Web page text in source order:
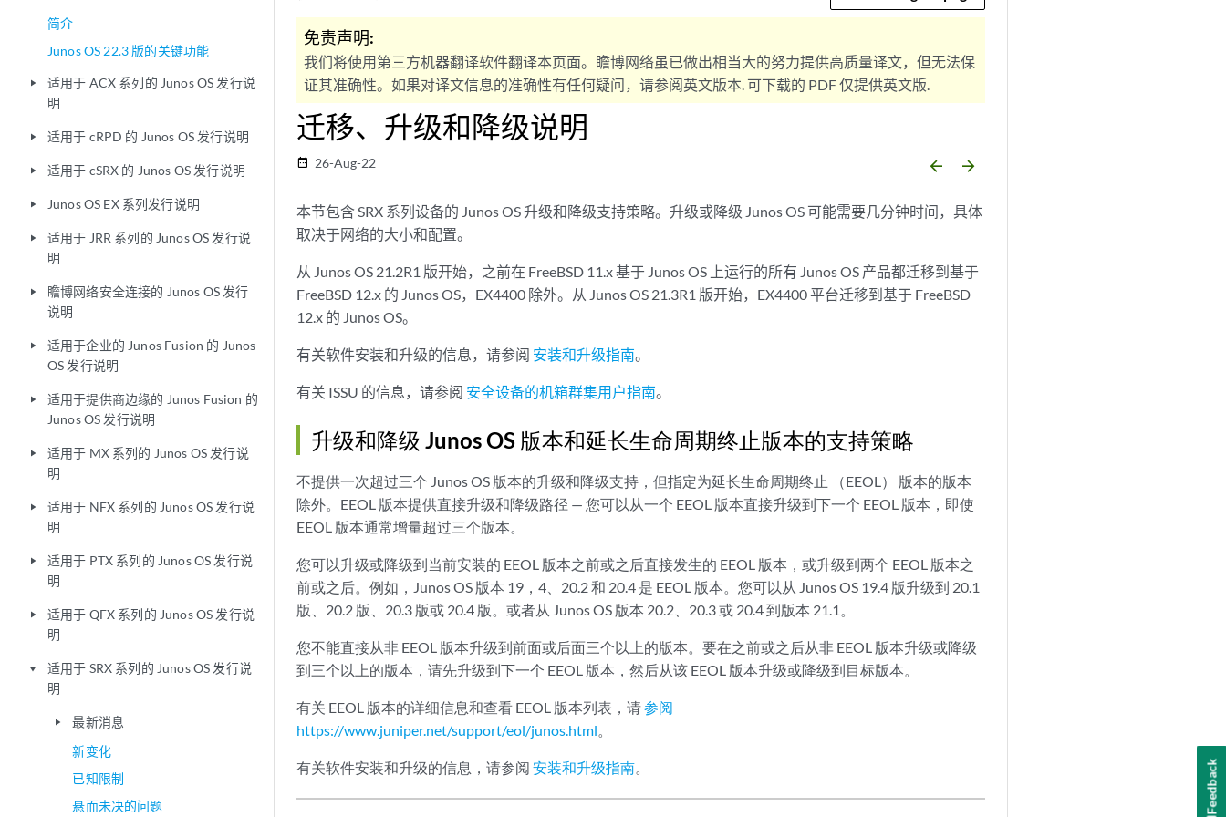
简介
Junos OS 22.3 版的关键功能
play_arrow
适用于 ACX 系列的 Junos OS 发行说
明
play_arrow 适用于 cRPD 的 Junos OS 发行说明
play_arrow 适用于 cSRX 的 Junos OS 发行说明
play_arrow Junos OS EX 系列发行说明
play_arrow
适用于 JRR 系列的 Junos OS 发行说
明
play_arrow
瞻博网络安全连接的 Junos OS 发行
说明
play_arrow
适用于企业的 Junos Fusion 的 Junos
OS 发行说明
play_arrow
适用于提供商边缘的 Junos Fusion 的
Junos OS 发行说明
play_arrow
适用于 MX 系列的 Junos OS 发行说
明
play_arrow
适用于 NFX 系列的 Junos OS 发行说
明
play_arrow
适用于 PTX 系列的 Junos OS 发行说
明
play_arrow
适用于 QFX 系列的 Junos OS 发行说
明
play_arrow
适用于 SRX 系列的 Junos OS 发行说
明
play_arrow
最新消息
新变化
已知限制
悬而未决的问题
免责声明:
我们将使用第三方机器翻译软件翻译本页面。瞻博网络虽已做出相当大的努力提供高质量译文，但无法保
证其准确性。如果对译文信息的准确性有任何疑问，请参阅英文版本. 可下载的 PDF 仅提供英文版.
迁移、升级和降级说明
date_range 26-Aug-22 arrow_backward arrow_forward
本节包含 SRX 系列设备的 Junos OS 升级和降级支持策略。升级或降级 Junos OS 可能需要几分钟时间，具体
取决于网络的大小和配置。
从 Junos OS 21.2R1 版开始，之前在 FreeBSD 11.x 基于 Junos OS 上运行的所有 Junos OS 产品都迁移到基于
FreeBSD 12.x 的 Junos OS，EX4400 除外。从 Junos OS 21.3R1 版开始，EX4400 平台迁移到基于 FreeBSD
12.x 的 Junos OS。
有关软件安装和升级的信息，请参阅 安装和升级指南。
有关 ISSU 的信息，请参阅 安全设备的机箱群集用户指南。
升级和降级 Junos OS 版本和延长生命周期终止版本的支持策略
不提供一次超过三个 Junos OS 版本的升级和降级支持，但指定为延长生命周期终止 （EEOL） 版本的版本
除外。EEOL 版本提供直接升级和降级路径 — 您可以从一个 EEOL 版本直接升级到下一个 EEOL 版本，即使
EEOL 版本通常增量超过三个版本。
您可以升级或降级到当前安装的 EEOL 版本之前或之后直接发生的 EEOL 版本，或升级到两个 EEOL 版本之
前或之后。例如，Junos OS 版本 19，4、20.2 和 20.4 是 EEOL 版本。您可以从 Junos OS 19.4 版升级到 20.1
版、20.2 版、20.3 版或 20.4 版。或者从 Junos OS 版本 20.2、20.3 或 20.4 到版本 21.1。
您不能直接从非 EEOL 版本升级到前面或后面三个以上的版本。要在之前或之后从非 EEOL 版本升级或降级
到三个以上的版本，请先升级到下一个 EEOL 版本，然后从该 EEOL 版本升级或降级到目标版本。
有关 EEOL 版本的详细信息和查看 EEOL 版本列表，请参阅
https://www.juniper.net/support/eol/junos.html。
有关软件安装和升级的信息，请参阅 安装和升级指南。 Feedback